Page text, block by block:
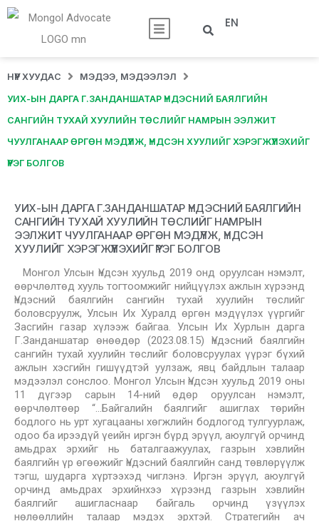
EN
НҮҮР ХУУДАС МЭДЭЭ, МЭДЭЭЛЭЛ
УИХ-ЫН ДАРГА Г.ЗАНДАНШАТАР ҮНДЭСНИЙ БАЯЛГИЙН
САНГИЙН ТУХАЙ ХУУЛИЙН ТӨСЛИЙГ НАМРЫН ЭЭЛЖИТ
ЧУУЛГАНААР ӨРГӨН МЭДҮҮЛЖ, ҮНДСЭН ХУУЛИЙГ ХЭРЭГЖҮҮЛЭХИЙГ
ҮҮРЭГ БОЛГОВ
УИХ-ЫН ДАРГА Г.ЗАНДАНШАТАР ҮНДЭСНИЙ БАЯЛГИЙН
САНГИЙН ТУХАЙ ХУУЛИЙН ТӨСЛИЙГ НАМРЫН
ЭЭЛЖИТ ЧУУЛГАНААР ӨРГӨН МЭДҮҮЛЖ, ҮНДСЭН
ХУУЛИЙГ ХЭРЭГЖҮҮЛЭХИЙГ ҮҮРЭГ БОЛГОВ
Монгол Улсын Үндсэн хуульд 2019 онд оруулсан нэмэлт,
өөрчлөлтөд хууль тогтоомжийг нийцүүлэх ажлын хүрээнд
Үндэсний баялгийн сангийн тухай хуулийн төслийг
боловсруулж, Улсын Их Хуралд өргөн мэдүүлэх үүргийг
Засгийн газар хүлээж байгаа. Улсын Их Хурлын дарга
Г.Занданшатар өнөөдөр (2023.08.15) Үндэсний баялгийн
сангийн тухай хуулийн төслийг боловсруулах үүрэг бүхий
ажлын хэсгийн гишүүдтэй уулзаж, явц байдлын талаар
мэдээлэл сонслоо. Монгол Улсын Үндсэн хуульд 2019 оны
11 дүгээр сарын 14-ний өдөр оруулсан нэмэлт,
өөрчлөлтөөр “…Байгалийн баялгийг ашиглах төрийн
бодлого нь урт хугацааны хөгжлийн бодлогод тулгуурлаж,
одоо ба ирээдүй үеийн иргэн бүрд эрүүл, аюулгүй орчинд
амьдрах эрхийг нь баталгаажуулах, газрын хэвлийн
баялгийн үр өгөөжийг Үндэсний баялгийн санд төвлөрүүлж
тэгш, шударга хүртээхэд чиглэнэ. Иргэн эрүүл, аюулгүй
орчинд амьдрах эрхийнхээ хүрээнд газрын хэвлийн
баялгийг ашигласнаар байгаль орчинд үзүүлэх
нөлөөллийн талаар мэдэх эрхтэй. Стратегийн ач